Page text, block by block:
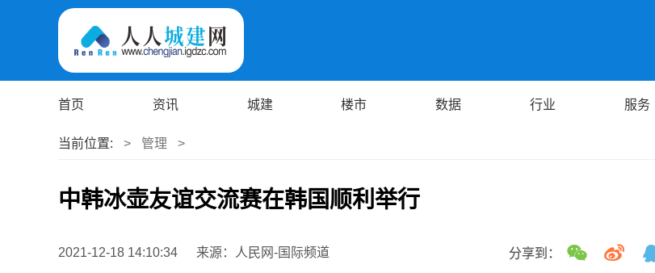
首页 资讯 城建 楼市 数据 行业 服务
当前位置: > 管理 >
中韩冰壶友谊交流赛在韩国顺利举行
2021-12-18 14:10:34 来源：人民网-国际频道 分享到：